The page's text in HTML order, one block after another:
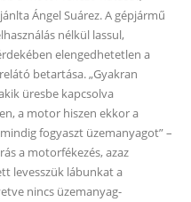
Ángel Suárez. A gépjármű
nélkül lassul,
elengedhetetlen a
betartása. „Gyakran
üresbe kapcsolva
a motor hiszen ekkor a
fogyaszt üzemanyagot” –
a motorfékezés, azaz
levesszük lábunkat a
nincs üzemanyag-